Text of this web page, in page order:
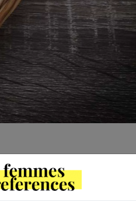
vos éponges
le concombre et la courgette,
temps des pharaons pour ses
à son utilisation en